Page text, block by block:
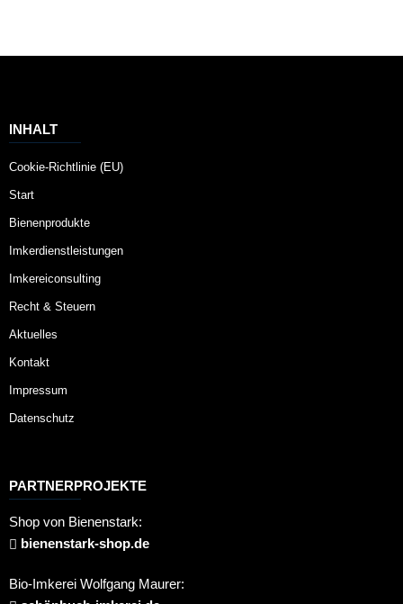
INHALT
Cookie-Richtlinie (EU)
Start
Bienenprodukte
Imkerdienstleistungen
Imkereiconsulting
Recht & Steuern
Aktuelles
Kontakt
Impressum
Datenschutz
PARTNERPROJEKTE
Shop von Bienenstark:
bienenstark-shop.de
Bio-Imkerei Wolfgang Maurer: